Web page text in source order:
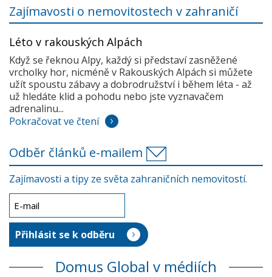
Zajímavosti o nemovitostech v zahraničí
Léto v rakouských Alpách
Když se řeknou Alpy, každý si představí zasněžené
vrcholky hor, nicméně v Rakouských Alpách si můžete
užít spoustu zábavy a dobrodružství i během léta - až
už hledáte klid a pohodu nebo jste vyznavačem
adrenalinu...
Pokračovat ve čtení
Odběr článků e-mailem
Zajímavosti a tipy ze světa zahraničních nemovitostí.
Domus Global v médiích